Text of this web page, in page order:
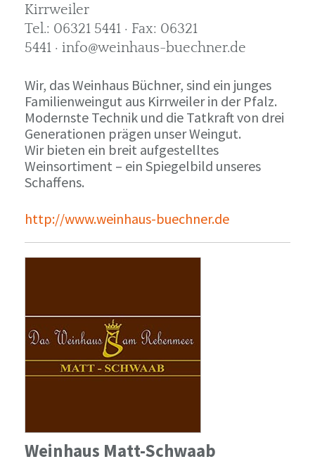
Kirrweiler
Tel.: 06321 5441 · Fax: 06321
5441 · info@weinhaus-buechner.de
Wir, das Weinhaus Büchner, sind ein junges
Familienweingut aus Kirrweiler in der Pfalz.
Modernste Technik und die Tatkraft von drei
Generationen prägen unser Weingut.
Wir bieten ein breit aufgestelltes
Weinsortiment – ein Spiegelbild unseres
Schaffens.
http://www.weinhaus-buechner.de
Weinhaus Matt-Schwaab